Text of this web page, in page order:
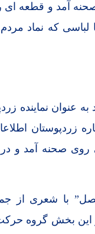
آمد و قطعه ای
که نماد مردم
عنوان نماینده
زردپوستان
روی صحنه آمد و
با شعری از
در این بخش گروه